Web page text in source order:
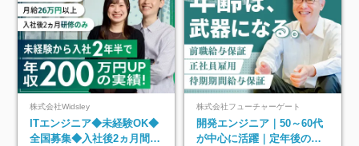
株式会社Widsley
ITエンジニア◆未経験OK◆
全国募集◆入社後2ヵ月間は
株式会社フューチャーゲート
開発エンジニア｜50～60代
が中心に活躍｜定年後の給